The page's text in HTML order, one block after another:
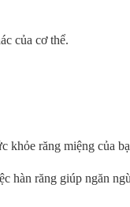
của cơ thể.
khỏe răng miệng của
răng giúp ngăn